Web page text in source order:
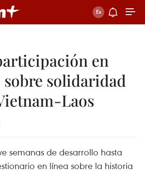
en
solidaridad
Laos
semanas de desarrollo hasta
en línea sobre la historia